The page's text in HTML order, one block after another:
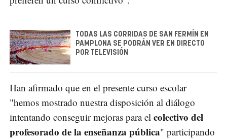
TODAS LAS CORRIDAS DE SAN FERMÍN EN
PAMPLONA SE PODRÁN VER EN DIRECTO
POR TELEVISIÓN
Han afirmado que en el presente curso escolar
"hemos mostrado nuestra disposición al diálogo
intentando conseguir mejoras para el colectivo del
profesorado de la enseñanza pública" participando